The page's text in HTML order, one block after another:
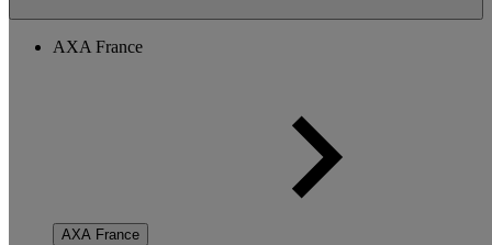
AXA France
AXA France